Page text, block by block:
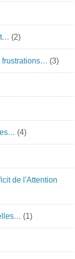
(2)
frustrations… (3)
(4)
de l'Attention
(1)